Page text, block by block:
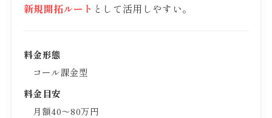
新規開拓ルート として活用しやすい。
料金形態
コール課金型
料金目安
月額40〜80万円